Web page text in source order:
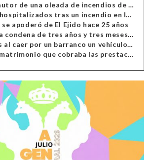
Detenido el autor de una oleada de incendios de contenedores en Almería
Madre e hijo hospitalizados tras un incendio en la cocina de una vivienda en Almería
apoderó de El Ejido hace 25 años
Confirmada la condena de tres años y tres meses al hombre de Antas acusado de xenofobia
Cinco heridos al caer por un barranco un vehículo en Alcolea
Detenido un matrimonio que cobraba las prestaciones de ilegales en Almería, Granada, Málaga, Huelva y Murcia